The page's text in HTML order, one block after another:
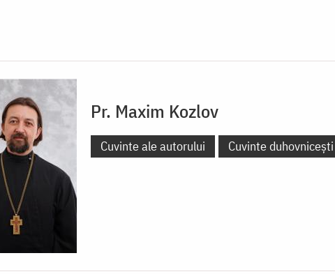
Pr. Maxim Kozlov
Cuvinte ale autorului Cuvinte duhovnicești